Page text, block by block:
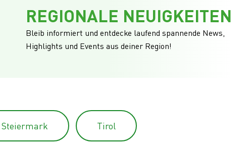
REGIONALE NEUIGKEITEN
Bleib informiert und entdecke laufend spannende News,
Highlights und Events aus deiner Region!
Steiermark Tirol